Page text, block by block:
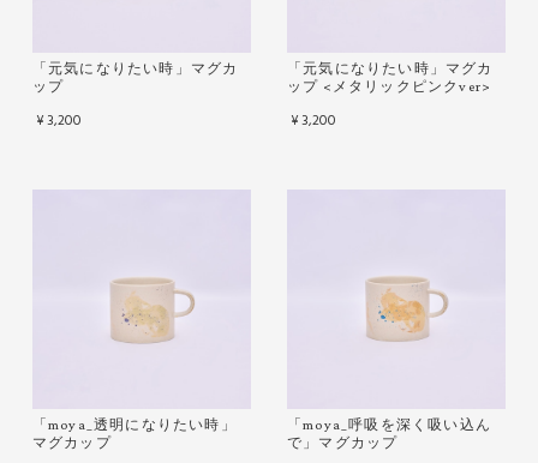
「元気になりたい時」マグカ
ップ
¥3,200
「元気になりたい時」マグカ
ップ <メタリックピンクver>
¥3,200
「moya_透明になりたい時」
マグカップ
「moya_呼吸を深く吸い込ん
で」マグカップ